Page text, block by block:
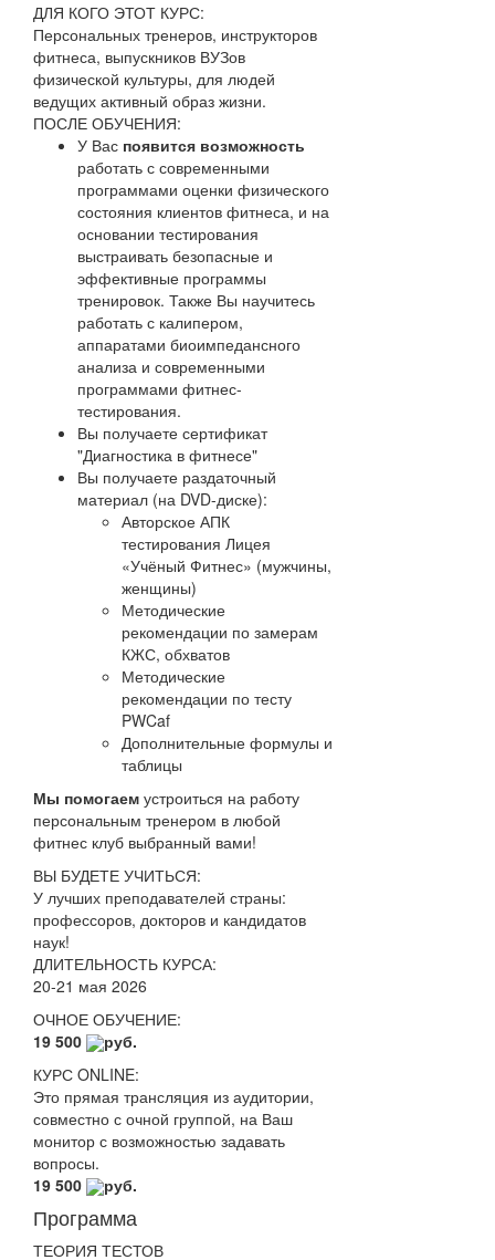
ДЛЯ КОГО ЭТОТ КУРС:
Персональных тренеров, инструкторов
фитнеса, выпускников ВУЗов
физической культуры, для людей
ведущих активный образ жизни.
ПОСЛЕ ОБУЧЕНИЯ:
У Вас появится возможность
работать с современными
программами оценки физического
состояния клиентов фитнеса, и на
основании тестирования
выстраивать безопасные и
эффективные программы
тренировок. Также Вы научитесь
работать с калипером,
аппаратами биоимпедансного
анализа и современными
программами фитнес-
тестирования.
Вы получаете сертификат
"Диагностика в фитнесе"
Вы получаете раздаточный
материал (на DVD-диске):
Авторское АПК
тестирования Лицея
«Учёный Фитнес» (мужчины,
женщины)
Методические
рекомендации по замерам
КЖС, обхватов
Методические
рекомендации по тесту
PWCaf
Дополнительные формулы и
таблицы
Мы помогаем устроиться на работу
персональным тренером в любой
фитнес клуб выбранный вами!
ВЫ БУДЕТЕ УЧИТЬСЯ:
У лучших преподавателей страны:
профессоров, докторов и кандидатов
наук!
ДЛИТЕЛЬНОСТЬ КУРСА:
20-21 мая 2026
ОЧНОЕ ОБУЧЕНИЕ:
19 500
руб.
КУРС ONLINE:
Это прямая трансляция из аудитории,
совместно с очной группой, на Ваш
монитор с возможностью задавать
вопросы.
19 500
руб.
Программа
ТЕОРИЯ ТЕСТОВ